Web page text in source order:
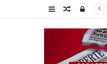
عمودمقالتسجيل